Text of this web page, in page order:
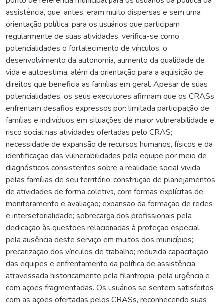
assistência, que, antes, eram muito dispersas e sem uma
orientação política; para os usuários que participam
regularmente de suas atividades, verifica-se como
potencialidades o fortalecimento de vínculos, o
desenvolvimento da autonomia, aumento da qualidade de
vida e autoestima, além da orientação para a aquisição de
direitos que beneficia as famílias em geral. Apesar de suas
potencialidades, os seus executores afirmam que os CRASs
enfrentam desafios expressos por: limitada participação de
famílias e indivíduos em situações de maior vulnerabilidade e
risco social nas atividades ofertadas pelo CRAS;
necessidade de expansão de recursos humanos, físicos e da
identificação das vulnerabilidades pela equipe por meio de
diagnósticos consistentes sobre a realidade social vivida
pelas famílias de seu território; construção de planejamentos
de atividades de forma coletiva, com formas explícitas de
monitoramento e avaliação; expansão da formação de redes
e intersetorialidade; sobrecarga dos profissionais pela
dedicação às questões relacionadas à proteção especial,
pela ausência deste serviço em muitos dos municípios;
precarização dos vínculos de trabalho; reduzida capacitação
das equipes e enfrentamento da política de assistência
atravessada historicamente pela filantropia, pela urgência e
com ações fragmentadas. Os usuários se sentem satisfeitos
com as ações ofertadas pelos CRASs, reconhecendo suas